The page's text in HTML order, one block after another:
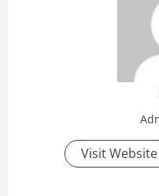
Visit Website